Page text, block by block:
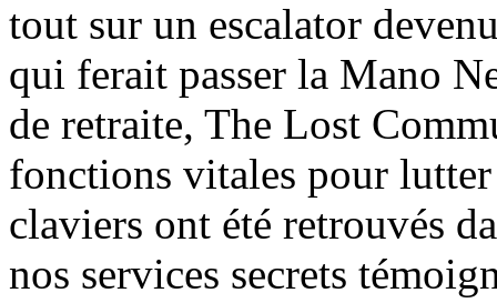
tout sur un escalator
qui ferait passer la Mano
de retraite, The Lost
fonctions vitales pour
claviers ont été retrouvés
nos services secrets